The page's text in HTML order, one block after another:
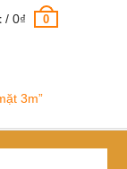
/0₫ 0
3m”